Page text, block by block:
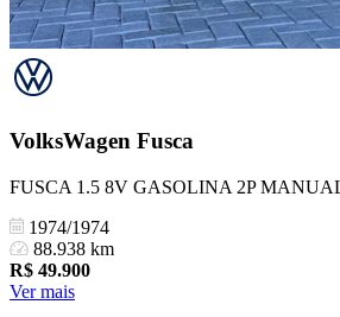
VolksWagen Fusca
FUSCA 1.5 8V GASOLINA 2P
1974/1974
88.938 km
R$ 49.900
Ver mais